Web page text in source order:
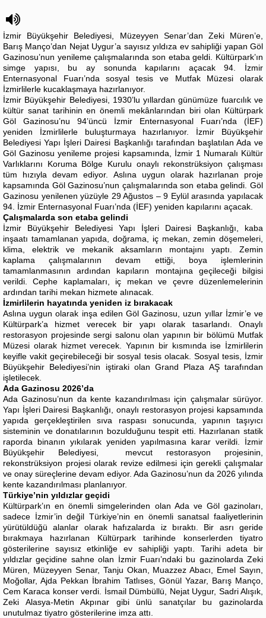
İzmir Büyükşehir Belediyesi, Müzeyyen Senar’dan Zeki Müren’e,
Barış Manço’dan Nejat Uygur’a sayısız yıldıza ev sahipliği yapan Göl
Gazinosu’nun yenileme çalışmalarında son etaba geldi. Kültürpark’ın
simge yapısı, bu ay sonunda kapılarını açacak 94. İzmir
Enternasyonal Fuarı’nda sosyal tesis ve Mutfak Müzesi olarak
İzmirlilerle kucaklaşmaya hazırlanıyor.
İzmir Büyükşehir Belediyesi, 1930’lu yıllardan günümüze fuarcılık ve
kültür sanat tarihinin en önemli mekânlarından biri olan Kültürpark
Göl Gazinosu’nu 94’üncü İzmir Enternasyonal Fuarı’nda (İEF)
yeniden İzmirlilerle buluşturmaya hazırlanıyor. İzmir Büyükşehir
Belediyesi Yapı İşleri Dairesi Başkanlığı tarafından başlatılan Ada ve
Göl Gazinosu yenileme projesi kapsamında, İzmir 1 Numaralı Kültür
Varlıklarını Koruma Bölge Kurulu onaylı rekonstrüksiyon çalışması
tüm hızıyla devam ediyor. Aslına uygun olarak hazırlanan proje
kapsamında Göl Gazinosu’nun çalışmalarında son etaba gelindi. Göl
Gazinosu yenilenen yüzüyle 29 Ağustos – 9 Eylül arasında yapılacak
94. İzmir Enternasyonal Fuarı’nda (İEF) yeniden kapılarını açacak.
Çalışmalarda son etaba gelindi
İzmir Büyükşehir Belediyesi Yapı İşleri Dairesi Başkanlığı, kaba
inşaatı tamamlanan yapıda, doğrama, iç mekan, zemin döşemeleri,
klima, elektrik ve mekanik aksamların montajını yaptı. Zemin
kaplama çalışmalarının devam ettiği, boya işlemlerinin
tamamlanmasının ardından kapıların montajına geçileceği bilgisi
verildi. Cephe kaplamaları, iç mekan ve çevre düzenlemelerinin
ardından tarihi mekan hizmete alınacak.
İzmirlilerin hayatında yeniden iz bırakacak
Aslına uygun olarak inşa edilen Göl Gazinosu, uzun yıllar İzmir’e ve
Kültürpark’a hizmet verecek bir yapı olarak tasarlandı. Onaylı
restorasyon projesinde sergi salonu olan yapının bir bölümü Mutfak
Müzesi olarak hizmet verecek. Yapının bir kısmında ise İzmirlilerin
keyifle vakit geçirebileceği bir sosyal tesis olacak. Sosyal tesis, İzmir
Büyükşehir Belediyesi’nin iştiraki olan Grand Plaza AŞ tarafından
işletilecek.
Ada Gazinosu 2026’da
Ada Gazinosu’nun da kente kazandırılması için çalışmalar sürüyor.
Yapı İşleri Dairesi Başkanlığı, onaylı restorasyon projesi kapsamında
yapıda gerçekleştirilen sıva raspası sonucunda, yapının taşıyıcı
sisteminin ve donatılarının bozulduğunu tespit etti. Hazırlanan statik
raporda binanın yıkılarak yeniden yapılmasına karar verildi. İzmir
Büyükşehir Belediyesi, mevcut restorasyon projesinin,
rekonstrüksiyon projesi olarak revize edilmesi için gerekli çalışmalar
ve onay süreçlerine devam ediyor. Ada Gazinosu’nun da 2026 yılında
kente kazandırılması planlanıyor.
Türkiye’nin yıldızlar geçidi
Kültürpark’ın en önemli simgelerinden olan Ada ve Göl gazinoları,
sadece İzmir’in değil Türkiye’nin en önemli sanatsal faaliyetlerinin
yürütüldüğü alanlar olarak hafızalarda iz bıraktı. Bir asrı geride
bırakmaya hazırlanan Kültürpark tarihinde konserlerden tiyatro
gösterilerine sayısız etkinliğe ev sahipliği yaptı. Tarihi adeta bir
yıldızlar geçidine sahne olan İzmir Fuarı’ndaki bu gazinolarda Zeki
Müren, Müzeyyen Senar, Tanju Okan, Muazzez Abacı, Emel Sayın,
Moğollar, Ajda Pekkan İbrahim Tatlıses, Gönül Yazar, Barış Manço,
Cem Karaca konser verdi. İsmail Dümbüllü, Nejat Uygur, Sadri Alışık,
Zeki Alasya-Metin Akpınar gibi ünlü sanatçılar bu gazinolarda
unutulmaz tiyatro gösterilerine imza attı.